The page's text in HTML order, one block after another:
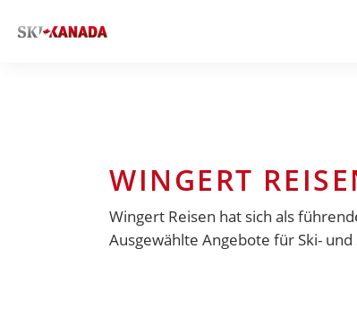
WINGERT
Wingert Reisen hat sich als
Ausgewählte Angebote für Ski- und